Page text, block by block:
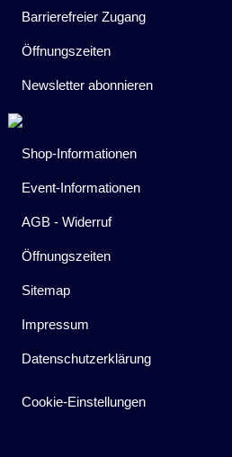
Barrierefreier Zugang
Öffnungszeiten
Newsletter abonnieren
Shop-Informationen
Event-Informationen
AGB - Widerruf
Öffnungszeiten
Sitemap
Impressum
Datenschutzerklärung
Cookie-Einstellungen